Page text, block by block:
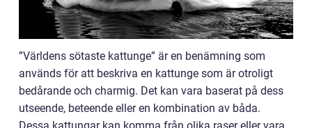
”Världens sötaste kattunge” är en benämning som
används för att beskriva en kattunge som är otroligt
bedårande och charmig. Det kan vara baserat på dess
utseende, beteende eller en kombination av båda.